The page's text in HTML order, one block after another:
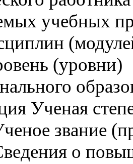
учебных
(уровни)
Ученая
звание
о